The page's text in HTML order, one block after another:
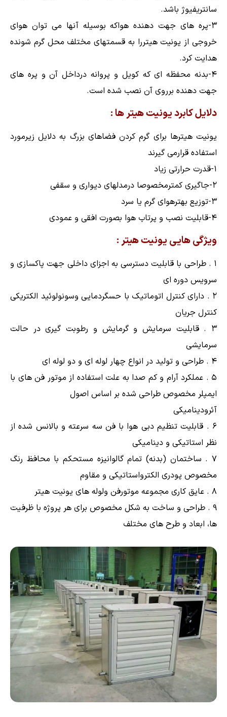
سانتریفیوژ باشد.
۳-پره های جهت دهنده هواکه بوسیله آنها می توان هوای
خروجی از یونیت هیتررا به قسمتهای مختلف محل گرم شونده
هدایت کرد.
۴-بدنه محفظه ای که کویل و پروانه درداخل آن و پره های
جهت دهنده برروی آن نصب شده است.
دلایل کابرد یونیت هیتر ها :
یونیت هیترها برای گرم کردن فضاهای بزرگ به دلایل زیرمورد
استفاده قرارمی گیرند
۱-قدرت حرارتی زیاد
۲-جاگیری کمترمخصوصا درمدلهای دیواری و سقفی
۳-توزیع بهترهوای گرم یا سرد
۴-قابلیت نصب و پرتاب هوا بصورت افقی و عمودی
ویژگی هایی یونیت هیتر :
۱ . طراحی با قابلیت دسترسی به اجزای داخلی جهت پاکسازی و
سرویس دوره ای
۲ . دارای کنترل اتوماتیک با حسگردمایی وسونولوئید الکتریکی
کنترل جریان
۳ . قابلیت سرمایش و گرمایش و رطوبت گیری در حالت
سرمایشی
۴ . طراحی و تولید در انواع چهار لوله ای و دو لوله ای
۵ . عملکرد آرام و کم صدا به علت استفاده از موتور فن های با
ایمپلر مخصوص طراحی شده بر اساس اصول
آئرودینامیکی
۶ . قابلیت تنظیم دبی هوا با فن سه سرعته و بالانس شده از
نظر استاتیکی و دینامیکی
۷ . ساختمان (بدنه) تمام گالوانیزه مستحکم با محافظ رنگ
مخصوص پودری الکترواستاتیکی و مقاوم
۸ . عایق کاری مجموعه موتورفن ولوله های یونیت هیتر
۹ . طراحی و ساخت به شکل مخصوص برای هر پروژه با ظرفیت
ها، ابعاد و طرح های مختلف